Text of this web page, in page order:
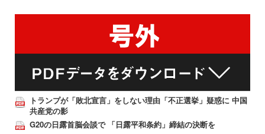
トランプが「敗北宣言」をしない理由「不正選挙」疑惑に 中国
共産党の影
G20の日露首脳会談で 「日露平和条約」締結の決断を